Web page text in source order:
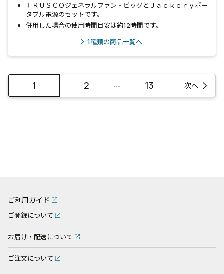
ＴＲＵＳＣＯジェネラルファン・ビッグとＪａｃｋｅｒｙポー
タブル電源のセットです。
併用した場合の使用時間目安は約12時間です。
1種類の商品一覧へ
1 2 … 13 次へ
ご利用ガイド
ご登録について
お届け・配送について
ご注文について